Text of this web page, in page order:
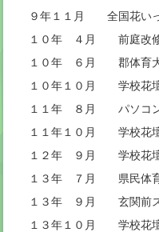
９年１１月 全国花いっ
１０年 ４月 前庭改
１０年 ６月 郡体育大
１０年１０月 学校花
１１年 ８月 パソコン
１１年１０月 学校花
１２年 ９月 学校花壇
１３年 ７月 県民体育
１３年 ９月 玄関前ス
１３年１０月 学校花